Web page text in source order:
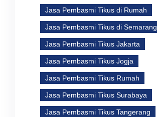
Jasa Pembasmi Tikus di Rumah
Jasa Pembasmi Tikus di Semarang
Jasa Pembasmi Tikus Jakarta
Jasa Pembasmi Tikus Jogja
Jasa Pembasmi Tikus Rumah
Jasa Pembasmi Tikus Surabaya
Jasa Pembasmi Tikus Tangerang